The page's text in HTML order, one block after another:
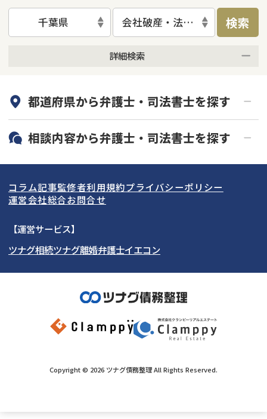
千葉県 会社破産・法人破産 検索
詳細検索
初回相談無料
土日祝の相談可能
都道府県から弁護士・司法書士を探す
北海道・東北
北海道 青森県
岩手県 宮城県
秋田県
福島県
関東
東京都 神奈川県
埼玉県
茨城県 群馬県
東海
愛知県
岐阜県 山梨県
関西
大阪府 京都府
奈良県
和歌山県
北陸・甲信越
石川県
富山県
岡山県
香川県 愛媛県
九州・沖縄
大分県 宮崎県
相談内容から弁護士・司法書士を探す
任意整理
個人再生
会社破産・法人破産
消費者金融・サラ金
カードローン・クレジッ
ト会社
奨学金
コラム記事監修者利用規約プライバシーポリシー
運営会社総合お問合せ
【運営サービス】
ツナグ相続ツナグ離婚弁護士イエコン
Copyright © 2026 ツナグ債務整理All Rights Reserved.